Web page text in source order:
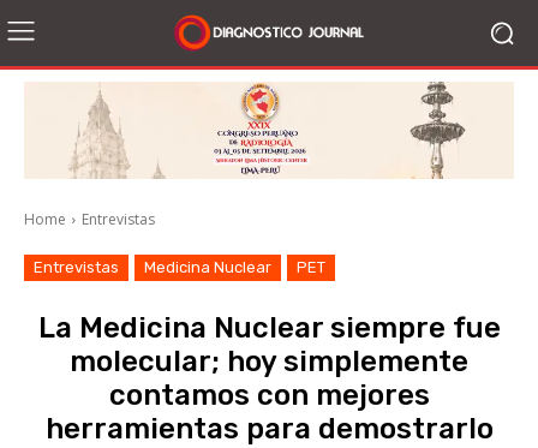
Home Entrevistas
Entrevistas Medicina Nuclear PET
La Medicina Nuclear siempre fue
molecular; hoy simplemente
contamos con mejores
herramientas para demostrarlo